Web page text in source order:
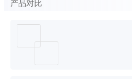
产品对比